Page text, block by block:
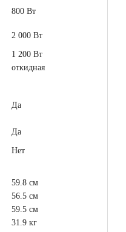
800 Вт
2 000 Вт
1 200 Вт
откидная
Да
Да
Нет
59.8 см
56.5 см
59.5 см
31.9 кг